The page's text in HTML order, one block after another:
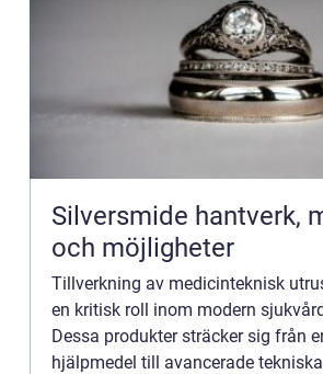
Silversmide hantverk, material
och möjligheter
Tillverkning av medicinteknisk
en kritisk roll inom modern
Dessa produkter sträcker sig från
hjälpmedel till avancerade